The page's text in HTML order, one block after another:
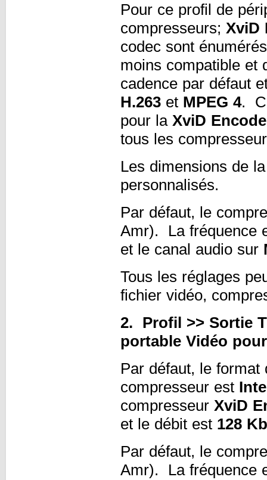
Pour ce profil de
compresseurs; XviD
codec sont
moins compatible et
cadence par défaut
H.263 et MPEG 4.
pour la XviD
tous les
Les dimensions de
personnalisés.
Par défaut, le
Amr). La fréquence
et le canal audio sur
Tous les réglages
fichier vidéo,
2. Profil >> Sortie
portable Vidéo
Par défaut, le
compresseur est
compresseur XviD
et le débit est 128
Par défaut, le
Amr). La fréquence